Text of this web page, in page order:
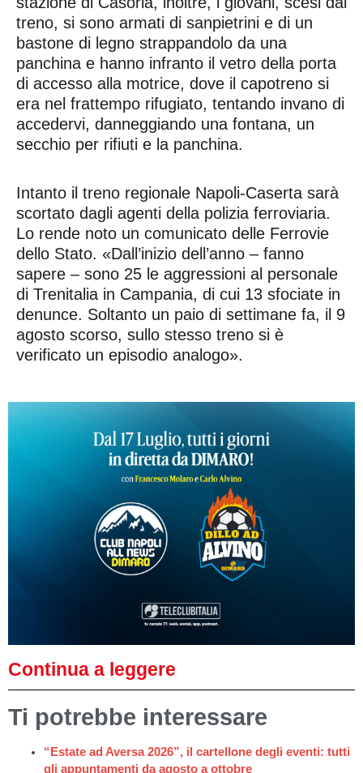
treno, si sono armati di sanpietrini e di un
bastone di legno strappandolo da una
panchina e hanno infranto il vetro della porta
di accesso alla motrice, dove il capotreno si
era nel frattempo rifugiato, tentando invano di
accedervi, danneggiando una fontana, un
secchio per rifiuti e la panchina.
Intanto il treno regionale Napoli-Caserta sarà
scortato dagli agenti della polizia ferroviaria.
Lo rende noto un comunicato delle Ferrovie
dello Stato. «Dall’inizio dell’anno – fanno
sapere – sono 25 le aggressioni al personale
di Trenitalia in Campania, di cui 13 sfociate in
denunce. Soltanto un paio di settimane fa, il 9
agosto scorso, sullo stesso treno si è
verificato un episodio analogo».
Continua a leggere
Ti potrebbe interessare
“Estate ad Aversa 2026”, il cartellone degli eventi: tutti
gli appuntamenti da agosto a ottobre